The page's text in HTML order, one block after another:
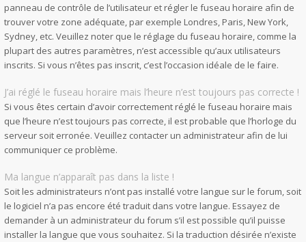
panneau de contrôle de l’utilisateur et régler le fuseau horaire afin de
trouver votre zone adéquate, par exemple Londres, Paris, New York,
Sydney, etc. Veuillez noter que le réglage du fuseau horaire, comme la
plupart des autres paramètres, n’est accessible qu’aux utilisateurs
inscrits. Si vous n’êtes pas inscrit, c’est l’occasion idéale de le faire.
J’ai réglé le fuseau horaire mais l’heure n’est toujours pas correcte !
Si vous êtes certain d’avoir correctement réglé le fuseau horaire mais
que l’heure n’est toujours pas correcte, il est probable que l’horloge du
serveur soit erronée. Veuillez contacter un administrateur afin de lui
communiquer ce problème.
Ma langue n’apparaît pas dans la liste !
Soit les administrateurs n’ont pas installé votre langue sur le forum, soit
le logiciel n’a pas encore été traduit dans votre langue. Essayez de
demander à un administrateur du forum s’il est possible qu’il puisse
installer la langue que vous souhaitez. Si la traduction désirée n’existe